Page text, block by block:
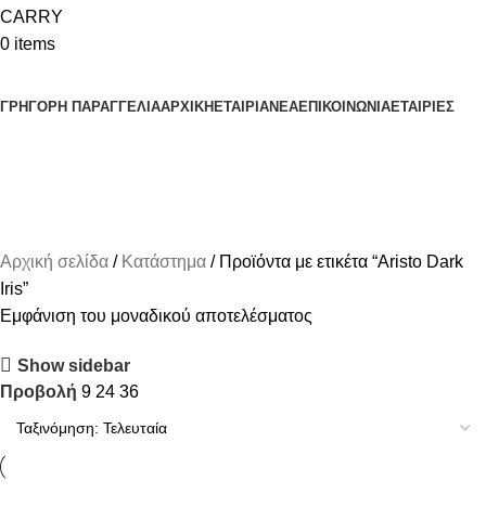
0 items
ΓΡΗΓΟΡΗ ΠΑΡΑΓΓΕΛΙΑΑΡΧΙΚΗ ΕΤΑΙΡΙΑΝΕΑΕΠΙΚΟΙΝΩΝΙΑΕΤΑΙΡΙΕΣ
Αρχική σελίδα Κατάστημα
Προϊόντα με ετικέτα “Aristo Dark
Iris”
Εμφάνιση του μοναδικού αποτελέσματος
Show sidebar
Προβολή 9 24 36